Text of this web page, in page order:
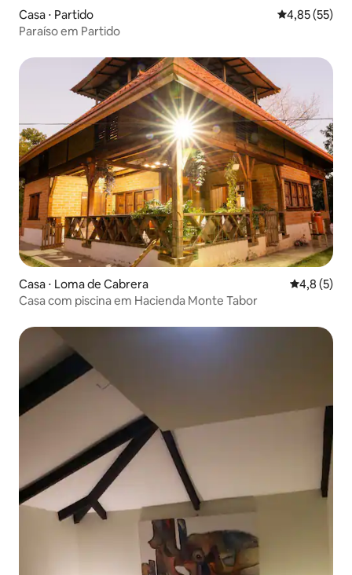
Casa ⋅ Partido 4,85 de uma
4,85 (55)
Paraíso em Partido
Casa ⋅ Loma de Cabrera 4,8 de
4,8 (5)
Casa com piscina em Hacienda Monte Tabor